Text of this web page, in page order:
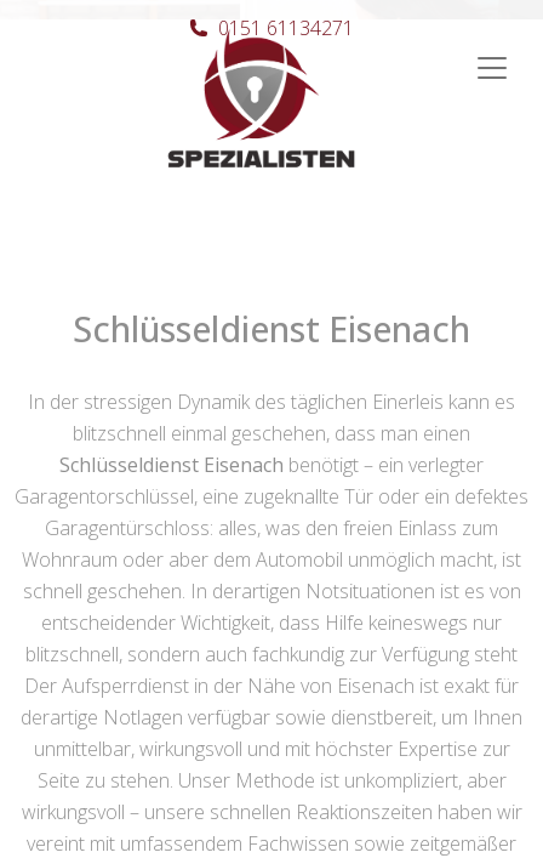
Hauptnavigation
0151 61134271
Schlüsseldienst Eisenach
In der stressigen Dynamik des täglichen Einerleis kann es
blitzschnell einmal geschehen, dass man einen
Schlüsseldienst Eisenach benötigt – ein verlegter
Garagentorschlüssel, eine zugeknallte Tür oder ein defektes
Garagentürschloss: alles, was den freien Einlass zum
Wohnraum oder aber dem Automobil unmöglich macht, ist
schnell geschehen. In derartigen Notsituationen ist es von
entscheidender Wichtigkeit, dass Hilfe keineswegs nur
blitzschnell, sondern auch fachkundig zur Verfügung steht
Der Aufsperrdienst in der Nähe von Eisenach ist exakt für
derartige Notlagen verfügbar sowie dienstbereit, um Ihnen
unmittelbar, wirkungsvoll und mit höchster Expertise zur
Seite zu stehen. Unser Methode ist unkompliziert, aber
wirkungsvoll – unsere schnellen Reaktionszeiten haben wir
vereint mit umfassendem Fachwissen sowie zeitgemäßer